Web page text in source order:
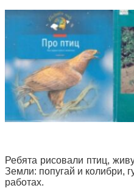
Ребята рисовали птиц,
Земли: попугай и колибри,
работах.